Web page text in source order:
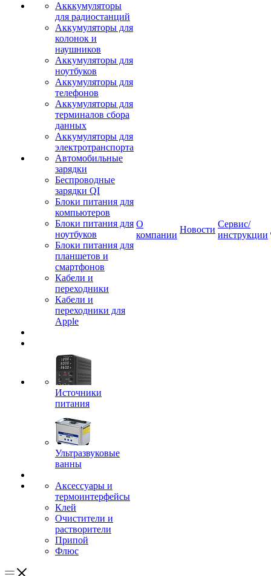
Акккумуляторы
для радиостанций
Аккумуляторы для
колонок и
наушников
Аккумуляторы для
ноутбуков
Аккумуляторы для
телефонов
Аккумуляторы для
терминалов сбора
данных
Аккумуляторы для
электротранспорта
Автомобильные
зарядки
Беспроводные
зарядки QI
Блоки питания для
компьютеров
Блоки питания для
ноутбуков
Блоки питания для
планшетов и
смартфонов
Кабели и
переходники
Кабели и
переходники для
Apple
Источники
питания
Ультразвуковые
ванны
Аксессуары и
термоинтерфейсы
Клей
Очистители и
растворители
Припой
Флюс
О
компании
Новости
Сервис/
инструкции